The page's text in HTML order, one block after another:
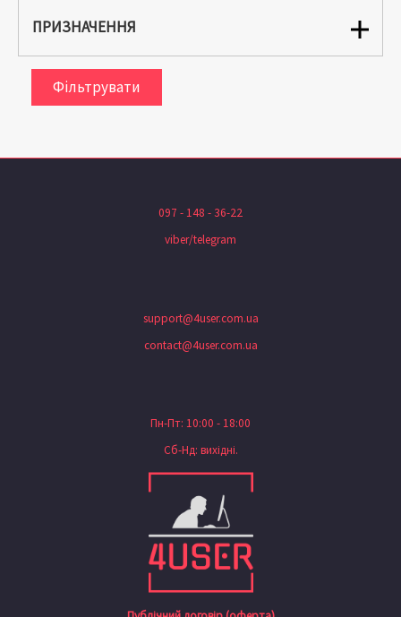
ПРИЗНАЧЕННЯ
Фільтрувати
097 - 148 - 36-22
viber/telegram
support@4user.com.ua
contact@4user.com.ua
Пн-Пт: 10:00 - 18:00
Сб-Нд: вихідні.